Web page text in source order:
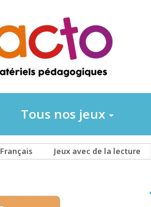
Tous nos jeux
Français Jeux avec de la lecture